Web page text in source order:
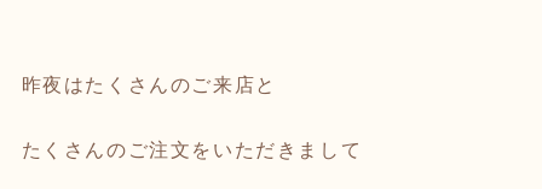
昨夜はたくさんのご来店と
たくさんのご注文をいただきまして